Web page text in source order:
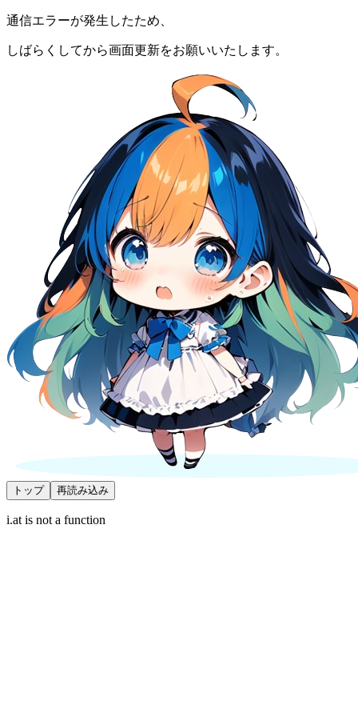
通信エラーが発生したため、
しばらくしてから画面更新をお願いいたします。
トップ 再読み込み
i.at is not a function